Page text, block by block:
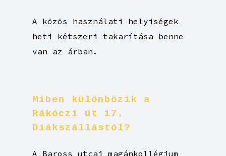
A közös használati helyiségek
heti kétszeri takarítása benne
van az árban.
Miben különbözik
a
Rákóczi
út
17.
Diákszállástól?
A Baross utcai magánkollégium